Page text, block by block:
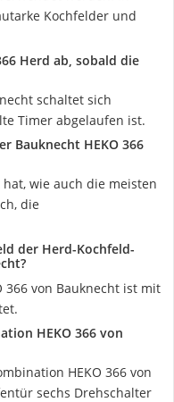
Kochfelder und
Herd ab, sobald die
schaltet sich
Timer abgelaufen ist.
Bauknecht HEKO 366
wie auch die meisten
die
der Herd-Kochfeld-
366 von Bauknecht ist mit
HEKO 366 von
HEKO 366 von
sechs Drehschalter